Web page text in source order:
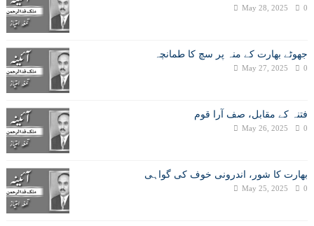
May 28, 2025 0
جھوٹے بھارت کے منہ پر سچ کا طمانچہ
May 27, 2025 0
فتنہ کے مقابل، صف آرا قوم
May 26, 2025 0
بھارت کا شور، اندرونی خوف کی گواہی
May 25, 2025 0